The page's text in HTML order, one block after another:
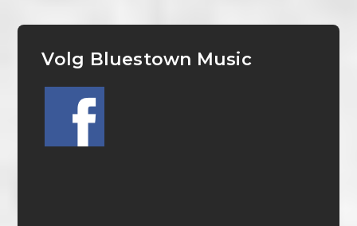
Volg Bluestown Music